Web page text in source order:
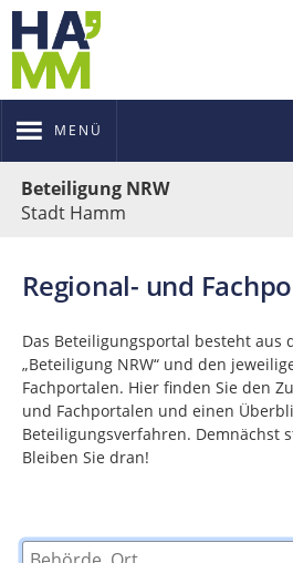
MENÜ
Beteiligung NRW
Stadt Hamm
Regional- und
Das Beteiligungsportal besteht aus
„Beteiligung NRW“ und den
Fachportalen. Hier finden Sie den
und Fachportalen und einen
Beteiligungsverfahren. Demnächst
Bleiben Sie dran!
Behörde, Ort